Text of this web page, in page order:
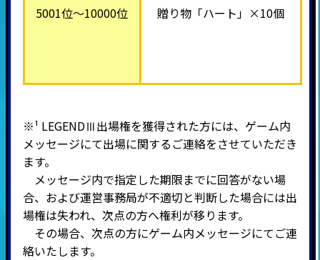
5001位～10000位 贈り物「ハート」×10個
※¹ LEGENDⅢ出場権を獲得された方には、ゲーム内
メッセージにて出場に関するご連絡をさせていただき
ます。
メッセージ内で指定した期限までに回答がない場
合、および運営事務局が不適切と判断した場合には出
場権は失われ、次点の方へ権利が移ります。
その場合、次点の方にゲーム内メッセージにてご連
絡いたします。